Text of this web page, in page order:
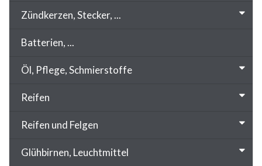
Zündkerzen, Stecker, ...
Batterien, ...
Öl, Pflege, Schmierstoffe
Reifen
Reifen und Felgen
Glühbirnen, Leuchtmittel